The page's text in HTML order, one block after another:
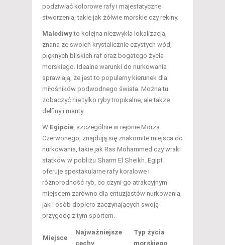
podziwiać kolorowe rafy i majestatyczne
stworzenia, takie jak żółwie morskie czy rekiny.
Malediwyto kolejna niezwykła lokalizacja,
znana ze swoich krystalicznie czystych wód,
pięknych bliskich raf oraz bogatego życia
morskiego. Idealne warunki do nurkowania
sprawiają, że jest to popularny kierunek dla
miłośników podwodnego świata. Można tu
zobaczyć nie tylko ryby tropikalne, ale także
delfiny i manty.
W Egipcie, szczególnie w rejonie Morza
Czerwonego, znajdują się znakomite miejsca do
nurkowania, takie jak Ras Mohammed czy wraki
statków w pobliżu Sharm El Sheikh. Egipt
oferuje spektakularne rafy koralowe i
różnorodność ryb, co czyni go atrakcyjnym
miejscem zarówno dla entuzjastów nurkowania,
jak i osób dopiero zaczynających swoją
przygodę z tym sportem.
Miejsce
Najważniejsze
cechy
Typ życia
morskiego